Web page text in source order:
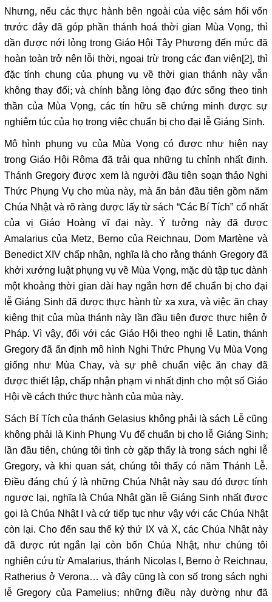
Nhưng, nếu các thực hành bên ngoài của việc sám hối vốn
trước đây đã góp phần thánh hoá thời gian Mùa Vọng, thì
dần được nới lỏng trong Giáo Hội Tây Phương đến mức đã
hoàn toàn trở nên lỗi thời, ngoại trừ trong các đan viện[2], thì
đặc tính chung của phụng vụ về thời gian thánh này vẫn
không thay đổi; và chính bằng lòng đạo đức sống theo tinh
thần của Mùa Vọng, các tín hữu sẽ chứng minh được sự
nghiêm túc của họ trong việc chuẩn bị cho đại lễ Giáng Sinh.
Mô hình phụng vụ của Mùa Vọng có được như hiện nay
trong Giáo Hội Rôma đã trải qua những tu chỉnh nhất định.
Thánh Gregory được xem là người đầu tiên soạn thảo Nghi
Thức Phụng Vụ cho mùa này, mà ấn bản đầu tiên gồm năm
Chúa Nhật và rõ ràng được lấy từ sách “Các Bí Tích” cổ nhất
của vị Giáo Hoàng vĩ đại này. Ý tưởng này đã được
Amalarius của Metz, Berno của Reichnau, Dom Martène và
Benedict XIV chấp nhận, nghĩa là cho rằng thánh Gregory đã
khởi xướng luật phụng vụ về Mùa Vọng, mặc dù tập tục dành
một khoảng thời gian dài hay ngắn hơn để chuẩn bị cho đại
lễ Giáng Sinh đã được thực hành từ xa xưa, và việc ăn chay
kiêng thịt của mùa thánh này lần đầu tiên được thực hiện ở
Pháp. Vì vậy, đối với các Giáo Hội theo nghi lễ Latin, thánh
Gregory đã ấn định mô hình Nghi Thức Phụng Vụ Mùa Vọng
giống như Mùa Chay, và sự phê chuẩn việc ăn chay đã
được thiết lập, chấp nhận phạm vi nhất định cho một số Giáo
Hội về cách thức thực hành của mùa này.
Sách Bí Tích của thánh Gelasius không phải là sách Lễ cũng
không phải là Kinh Phụng Vụ để chuẩn bị cho lễ Giáng Sinh;
lần đầu tiên, chúng tôi tình cờ gặp thấy là trong sách nghi lễ
Gregory, và khi quan sát, chúng tôi thấy có năm Thánh Lễ.
Điều đáng chú ý là những Chúa Nhật này sau đó được tính
ngược lại, nghĩa là Chúa Nhật gần lễ Giáng Sinh nhất được
gọi là Chúa Nhật I và cứ tiếp tục như vậy với các Chúa Nhật
còn lại. Cho đến sau thế kỷ thứ IX và X, các Chúa Nhật này
đã được rút ngắn lại còn bốn Chúa Nhật, như chúng tôi
nghiên cứu từ Amalarius, thánh Nicolas I, Berno ở Reichnau,
Ratherius ở Verona… và đây cũng là con số trong sách nghi
lễ Gregory của Pamelius; những điều này dường như đã